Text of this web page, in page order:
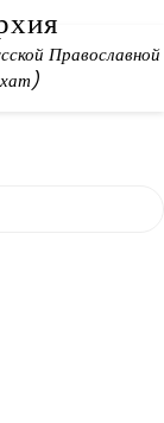
Православной